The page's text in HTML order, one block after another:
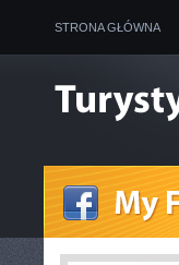
STRONA GŁÓWNA